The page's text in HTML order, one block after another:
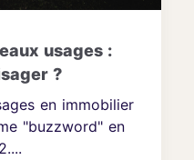
usages :
?
en immobilier
"buzzword" en